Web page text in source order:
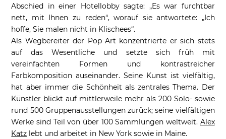
Abschied in einer Hotellobby sagte: „Es war furchtbar
nett, mit Ihnen zu reden“, worauf sie antwortete: „Ich
hoffe, Sie malen nicht in Klischees“.
Als Wegbereiter der Pop Art konzentrierte er sich stets
auf das Wesentliche und setzte sich früh mit
vereinfachten Formen und kontrastreicher
Farbkomposition auseinander. Seine Kunst ist vielfältig,
hat aber immer die Schönheit als zentrales Thema. Der
Künstler blickt auf mittlerweile mehr als 200 Solo- sowie
rund 500 Gruppenausstellungen zurück; seine vielfältigen
Werke sind Teil von über 100 Sammlungen weltweit. Alex
Katz lebt und arbeitet in New York sowie in Maine.